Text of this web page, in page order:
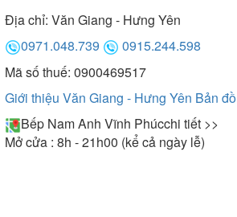
Địa chỉ: Văn Giang - Hưng Yên
0971.048.739
0915.244.598
Mã số thuế: 0900469517
Giới thiệu Văn Giang - Hưng Yên Bản đồ
Bếp Nam Anh Vĩnh Phúcchi tiết >>
Mở cửa : 8h - 21h00 (kể cả ngày lễ)